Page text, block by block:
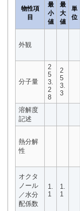
物性項
目
最
小
値
最
大
値
単
位
外観
分子量
2
5
3.
2
8
2
5
3.
3
溶解度
記述
熱分解
性
オクタ
ノール
／水分
配係数
1.
1
1.
1